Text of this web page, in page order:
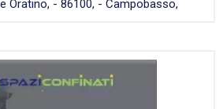
Oratino, - 86100, - Campobasso,